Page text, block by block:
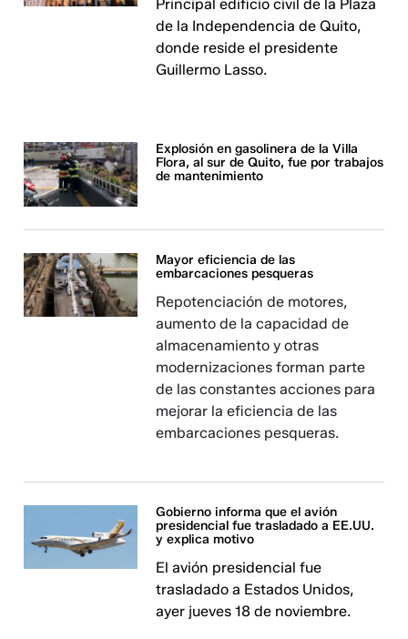
Principal edificio civil de la Plaza
de la Independencia de Quito,
donde reside el presidente
Guillermo Lasso.
Explosión en gasolinera de la Villa
Flora, al sur de Quito, fue por trabajos
de mantenimiento
Mayor eficiencia de las
embarcaciones pesqueras
Repotenciación de motores,
aumento de la capacidad de
almacenamiento y otras
modernizaciones forman parte
de las constantes acciones para
mejorar la eficiencia de las
embarcaciones pesqueras.
Gobierno informa que el avión
presidencial fue trasladado a EE.UU.
y explica motivo
El avión presidencial fue
trasladado a Estados Unidos,
ayer jueves 18 de noviembre.